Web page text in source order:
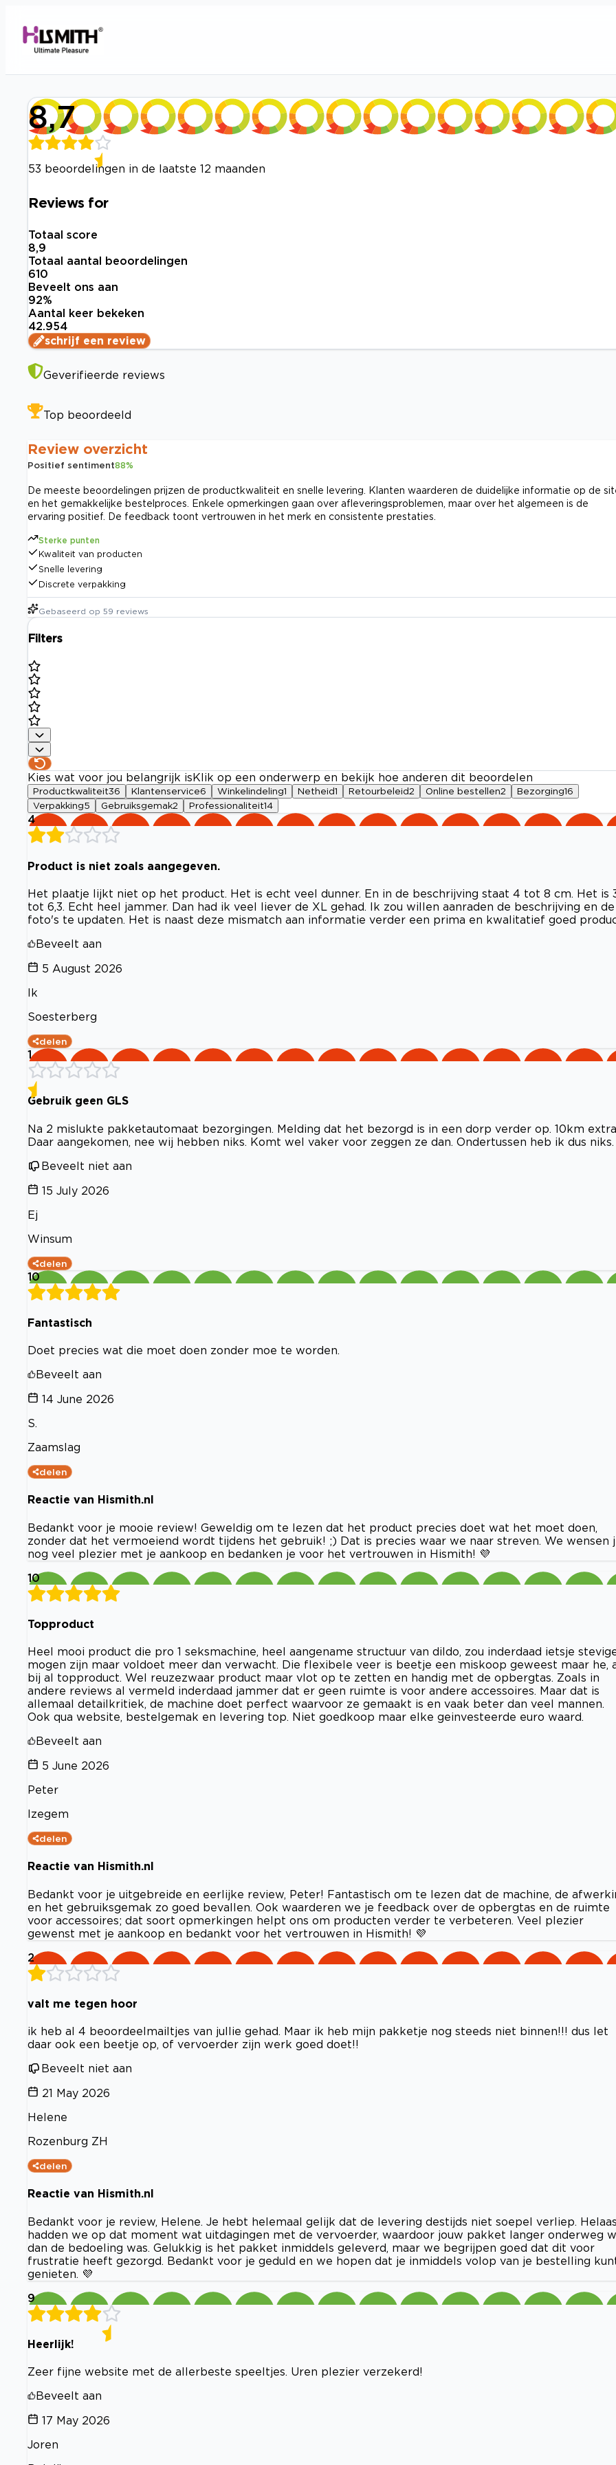
8,7
53 beoordelingen in de laatste 12 maanden
Reviews for
Totaal score
8,9
Totaal aantal beoordelingen
610
Beveelt ons aan
92%
Aantal keer bekeken
42.954
schrijf een review
Geverifieerde reviews
Top beoordeeld
Review overzicht
Positief sentiment88%
De meeste beoordelingen prijzen de productkwaliteit en snelle levering. Klanten waarderen de duidelijke informatie op de
en het gemakkelijke bestelproces. Enkele opmerkingen gaan over afleveringsproblemen, maar over het algemeen is de
ervaring positief. De feedback toont vertrouwen in het merk en consistente prestaties.
Sterke punten
Kwaliteit van producten
Snelle levering
Discrete verpakking
Gebaseerd op 59 reviews
Filters
Kies wat voor jou belangrijk is Klik op een onderwerp en bekijk hoe anderen dit beoordelen
Productkwaliteit36 Klantenservice6 Winkelindeling1 Netheid1 Retourbeleid2 Online bestellen2 Bezorging16
Verpakking5 Gebruiksgemak2 Professionaliteit14
4
Product is niet zoals aangegeven.
Het plaatje lijkt niet op het product. Het is echt veel dunner. En in de beschrijving staat 4 tot 8 cm. Het is
tot 6,3. Echt heel jammer. Dan had ik veel liever de XL gehad. Ik zou willen aanraden de beschrijving en de
foto's te updaten. Het is naast deze mismatch aan informatie verder een prima en kwalitatief goed
Beveelt aan
5 August 2026
Ik
Soesterberg
delen
1
Gebruik geen GLS
Na 2 mislukte pakketautomaat bezorgingen. Melding dat het bezorgd is in een dorp verder op. 10km
Daar aangekomen, nee wij hebben niks. Komt wel vaker voor zeggen ze dan. Ondertussen heb ik dus niks.
Beveelt niet aan
15 July 2026
Ej
Winsum
delen
10
Fantastisch
Doet precies wat die moet doen zonder moe te worden.
Beveelt aan
14 June 2026
S.
Zaamslag
delen
Reactie van Hismith.nl
Bedankt voor je mooie review! Geweldig om te lezen dat het product precies doet wat het moet doen,
zonder dat het vermoeiend wordt tijdens het gebruik! ;) Dat is precies waar we naar streven. We wensen
nog veel plezier met je aankoop en bedanken je voor het vertrouwen in Hismith! 💜
10
Topproduct
Heel mooi product die pro 1 seksmachine, heel aangename structuur van dildo, zou inderdaad ietsje
mogen zijn maar voldoet meer dan verwacht. Die flexibele veer is beetje een miskoop geweest maar he,
bij al topproduct. Wel reuzezwaar product maar vlot op te zetten en handig met de opbergtas. Zoals in
andere reviews al vermeld inderdaad jammer dat er geen ruimte is voor andere accessoires. Maar dat is
allemaal detailkritiek, de machine doet perfect waarvoor ze gemaakt is en vaak beter dan veel mannen.
Ook qua website, bestelgemak en levering top. Niet goedkoop maar elke geinvesteerde euro waard.
Beveelt aan
5 June 2026
Peter
Izegem
delen
Reactie van Hismith.nl
Bedankt voor je uitgebreide en eerlijke review, Peter! Fantastisch om te lezen dat de machine, de
en het gebruiksgemak zo goed bevallen. Ook waarderen we je feedback over de opbergtas en de ruimte
voor accessoires; dat soort opmerkingen helpt ons om producten verder te verbeteren. Veel plezier
gewenst met je aankoop en bedankt voor het vertrouwen in Hismith! 💜
2
valt me tegen hoor
ik heb al 4 beoordeelmailtjes van jullie gehad. Maar ik heb mijn pakketje nog steeds niet binnen!!! dus let
daar ook een beetje op, of vervoerder zijn werk goed doet!!
Beveelt niet aan
21 May 2026
Helene
Rozenburg ZH
delen
Reactie van Hismith.nl
Bedankt voor je review, Helene. Je hebt helemaal gelijk dat de levering destijds niet soepel verliep.
hadden we op dat moment wat uitdagingen met de vervoerder, waardoor jouw pakket langer onderweg
dan de bedoeling was. Gelukkig is het pakket inmiddels geleverd, maar we begrijpen goed dat dit voor
frustratie heeft gezorgd. Bedankt voor je geduld en we hopen dat je inmiddels volop van je bestelling
genieten. 💜
9
Heerlijk!
Zeer fijne website met de allerbeste speeltjes. Uren plezier verzekerd!
Beveelt aan
17 May 2026
Joren